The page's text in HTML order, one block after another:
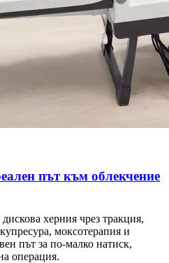
път към облекчение
херния чрез тракция,
моксотерапия и
път за по-малко натиск,
операция.